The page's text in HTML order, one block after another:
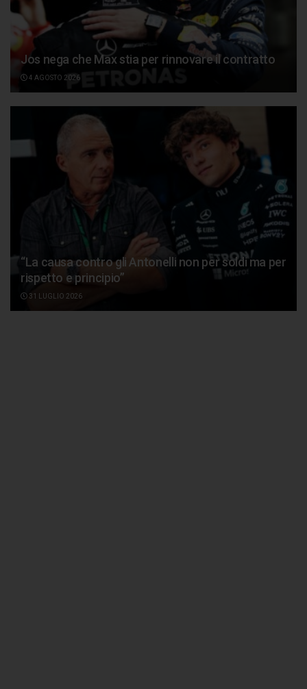
Jos nega che Max stia per rinnovare il contratto
4 AGOSTO 2026
“La causa contro gli Antonelli non per soldi ma per
rispetto e principio”
31 LUGLIO 2026